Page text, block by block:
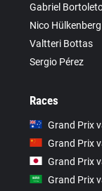
Gabriel
Nico Hülkenberg
Valtteri Bottas
Sergio Pérez
Races
Grand Prix
Grand Prix
Grand Prix
Grand Prix